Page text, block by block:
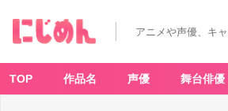
アニメや声優、キ
TOP 作品名 声優 舞台俳優